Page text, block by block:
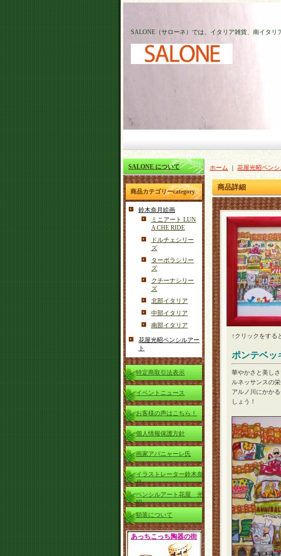
SALONE（サローネ）では、イタリア雑貨、南イタリ
SALONE について
商品カテゴリーcategory
鈴木奈月絵画
ミニアート LUN
A CHE RIDE
ドルチェシリー
ズ
ターボラシリー
ズ
クチーナシリー
ズ
北部イタリア
中部イタリア
南部イタリア
花屋光昭ペンシルアー
ト
特定商取引法表示
イベントニュース
お客様の声はこちら！
個人情報保護方針
画家アバニャーレ氏
イラストレーター鈴木奈
月
ペンシルアート花屋 光
昭
額装について
あっちこっち陶器の街
ホーム 花屋光昭ペンシ
商品詳細
↑クリックをする
ポンテベッ
華やかさと美し
ルネッサンスの
アルノ川にかか
しょう！